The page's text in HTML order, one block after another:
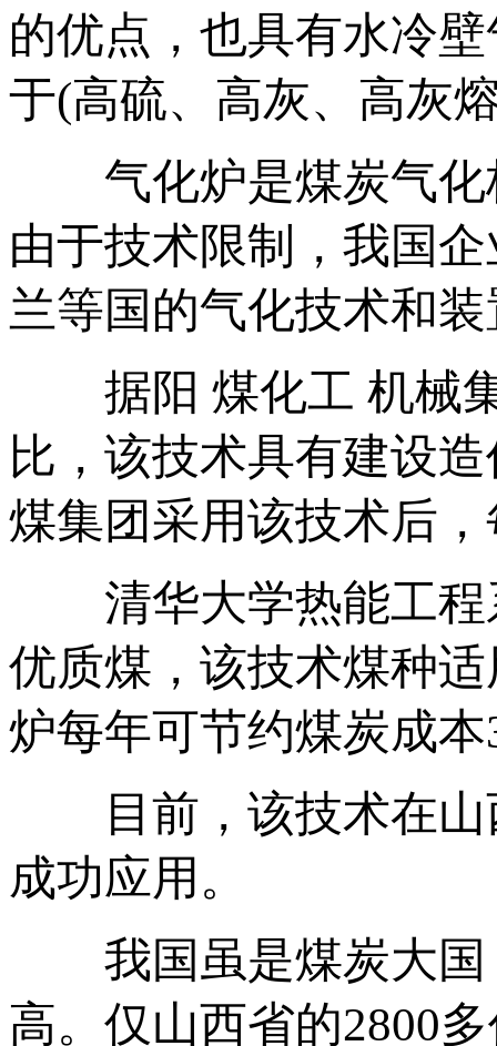
的优点，也具有水冷
于(高硫、高灰、高灰
气化炉是煤炭气化
由于技术限制，我国
兰等国的气化技术和
据阳 煤化工 机械集
比，该技术具有建设
煤集团采用该技术后
清华大学热能工程
优质煤，该技术煤种
炉每年可节约煤炭成
目前，该技术在山
成功应用。
我国虽是煤炭大国
高。仅山西省的2800